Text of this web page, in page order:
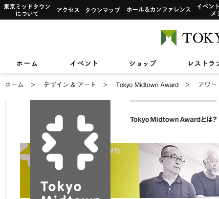
東京ミッドタウンについて
アクセス タウンマップ ホール&
イベント ショップ
イベント一覧
2026/3/27(金)〜
スープはいのち
ショップ検索
フロアガイド
2026/7/1(水)〜8/
レストラン＆フード検索
フロアガイド
2026/7/17(金)〜
アートワーク
TOKYO MIDTOWN DESIGN LIVE 六本木未来会議
東京ミッドタウンクリニック
東京ミッドタウン レジデンス
ザ・
サービス案内トップ インフォ
ご利用可
小さなお子様をお連れのお客様へ バリアフ
ホーム デザイン & アート Tokyo Midtown Award アワー